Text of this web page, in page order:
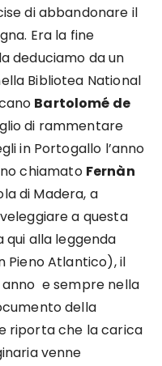
di abbandonare il
Era la fine
deduciamo da un
Bibliotea National
Bartolomé de
di rammentare
in Portogallo l’anno
chiamato Fernàn
di Madera, a
a questa
alla leggenda
Pieno Atlantico), il
anno e sempre nella
della
riporta che la carica
venne